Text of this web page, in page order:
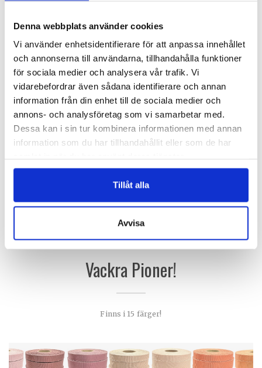
Denna webbplats använder cookies
Vi använder enhetsidentifierare för att anpassa innehållet
och annonserna till användarna, tillhandahålla funktioner
för sociala medier och analysera vår trafik. Vi
vidarebefordrar även sådana identifierare och annan
information från din enhet till de sociala medier och
annons- och analysföretag som vi samarbetar med.
Dessa kan i sin tur kombinera informationen med annan
information som du har tillhandahållit eller som de har
Tillåt alla
Avvisa
BLOMMOR
Vackra Pioner!
Finns i 15 färger!